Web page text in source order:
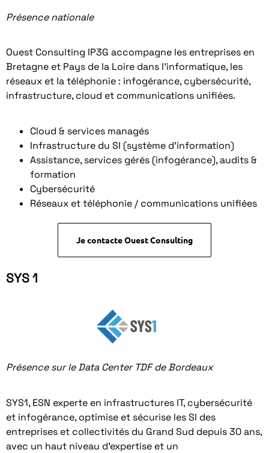
Présence nationale
Ouest Consulting IP3G accompagne les entreprises en
Bretagne et Pays de la Loire dans l’informatique, les
réseaux et la téléphonie : infogérance, cybersécurité,
infrastructure, cloud et communications unifiées.
Cloud & services managés
Infrastructure du SI (système d’information)
Assistance, services gérés (infogérance), audits &
formation
Cybersécurité
Réseaux et téléphonie / communications unifiées
Je contacte Ouest Consulting
SYS 1
Présence sur le Data Center TDF de Bordeaux
SYS1, ESN experte en infrastructures IT, cybersécurité
et infogérance, optimise et sécurise les SI des
entreprises et collectivités du Grand Sud depuis 30 ans,
avec un haut niveau d’expertise et un